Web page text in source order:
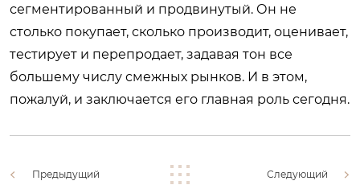
сегментированный и продвинутый. Он не
столько покупает, сколько производит, оценивает,
тестирует и перепродает, задавая тон все
большему числу смежных рынков. И в этом,
пожалуй, и заключается его главная роль сегодня.
Предыдущий Следующий